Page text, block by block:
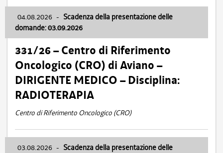
04.08.2026 - Scadenza della presentazione delle
domande: 03.09.2026
331/26 – Centro di Riferimento
Oncologico (CRO) di Aviano –
DIRIGENTE MEDICO – Disciplina:
RADIOTERAPIA
Centro di Riferimento Oncologico (CRO)
03.08.2026 - Scadenza della presentazione delle